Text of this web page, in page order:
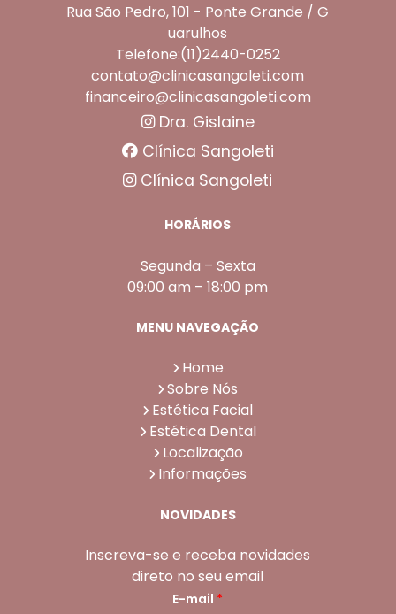
Rua São Pedro, 101 - Ponte Grande / G
uarulhos
Telefone:(11)2440-0252
contato@clinicasangoleti.com
financeiro@clinicasangoleti.com
Dra. Gislaine
Clínica Sangoleti
Clínica Sangoleti
HORÁRIOS
Segunda – Sexta
09:00 am – 18:00 pm
MENU NAVEGAÇÃO
Home
Sobre Nós
Estética Facial
Estética Dental
Localização
Informações
NOVIDADES
Inscreva-se e receba novidades
direto no seu email
E-mail *